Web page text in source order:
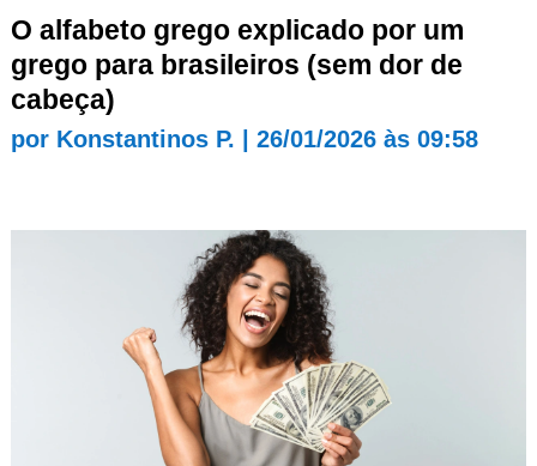
O alfabeto grego explicado por um
grego para brasileiros (sem dor de
cabeça)
por Konstantinos P. 26/01/2026 às 09:58